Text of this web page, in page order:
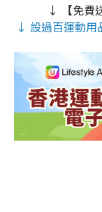
↓ 【免費
↓ 設過百運動用